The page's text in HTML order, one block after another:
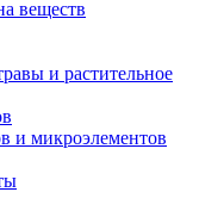
веществ
и растительное
и микроэлементов